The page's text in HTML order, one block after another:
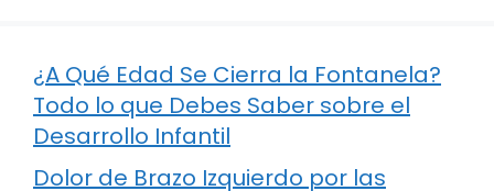
¿A Qué Edad Se Cierra la Fontanela?
Todo lo que Debes Saber sobre el
Desarrollo Infantil
Dolor de Brazo Izquierdo por las